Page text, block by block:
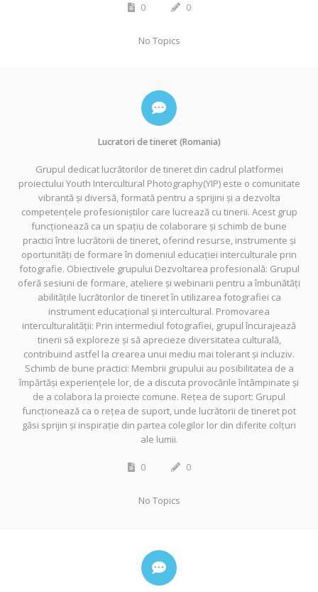
0 0
No Topics
Lucratori de tineret (Romania)
Grupul dedicat lucrătorilor de tineret din cadrul platformei
proiectului Youth Intercultural Photography(YIP) este o comunitate
vibrantă și diversă, formată pentru a sprijini și a dezvolta
competențele profesioniștilor care lucrează cu tinerii. Acest grup
funcționează ca un spațiu de colaborare și schimb de bune
practici între lucrătorii de tineret, oferind resurse, instrumente și
oportunități de formare în domeniul educației interculturale prin
fotografie. Obiectivele grupului Dezvoltarea profesională: Grupul
oferă sesiuni de formare, ateliere și webinarii pentru a îmbunătăți
abilitățile lucrătorilor de tineret în utilizarea fotografiei ca
instrument educațional și intercultural. Promovarea
interculturalității: Prin intermediul fotografiei, grupul încurajează
tinerii să exploreze și să aprecieze diversitatea culturală,
contribuind astfel la crearea unui mediu mai tolerant și incluziv.
Schimb de bune practici: Membrii grupului au posibilitatea de a
împărtăși experiențele lor, de a discuta provocările întâmpinate și
de a colabora la proiecte comune. Rețea de suport: Grupul
funcționează ca o rețea de suport, unde lucrătorii de tineret pot
găsi sprijin și inspirație din partea colegilor lor din diferite colțuri
ale lumii.
0 0
No Topics